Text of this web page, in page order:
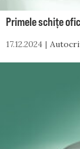
Primele schițe
17.12.2024